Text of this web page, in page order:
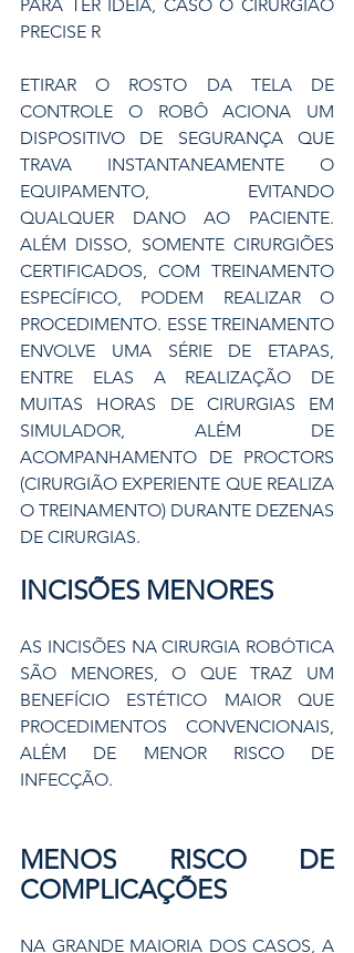
PARA TER IDÉIA, CASO O CIRURGIÃO
PRECISE R
ETIRAR O ROSTO DA TELA DE
CONTROLE O ROBÔ ACIONA UM
DISPOSITIVO DE SEGURANÇA QUE
TRAVA INSTANTANEAMENTE O
EQUIPAMENTO, EVITANDO
QUALQUER DANO AO PACIENTE.
ALÉM DISSO, SOMENTE CIRURGIÕES
CERTIFICADOS, COM TREINAMENTO
ESPECÍFICO, PODEM REALIZAR O
PROCEDIMENTO. ESSE TREINAMENTO
ENVOLVE UMA SÉRIE DE ETAPAS,
ENTRE ELAS A REALIZAÇÃO DE
MUITAS HORAS DE CIRURGIAS EM
SIMULADOR, ALÉM DE
ACOMPANHAMENTO DE PROCTORS
(CIRURGIÃO EXPERIENTE QUE REALIZA
O TREINAMENTO) DURANTE DEZENAS
DE CIRURGIAS.
INCISÕES MENORES
AS INCISÕES NA CIRURGIA ROBÓTICA
SÃO MENORES, O QUE TRAZ UM
BENEFÍCIO ESTÉTICO MAIOR QUE
PROCEDIMENTOS CONVENCIONAIS,
ALÉM DE MENOR RISCO DE
INFECÇÃO.
MENOS RISCO DE
COMPLICAÇÕES
NA GRANDE MAIORIA DOS CASOS, A